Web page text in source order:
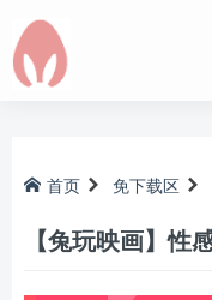
首页 免下载区
【兔玩映画】性